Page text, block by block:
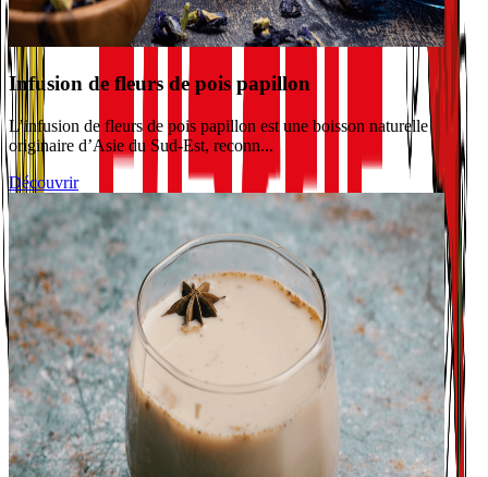
Infusion de fleurs de pois papillon
L’infusion de fleurs de pois papillon est une boisson naturelle
originaire d’Asie du Sud-Est, reconn...
Découvrir